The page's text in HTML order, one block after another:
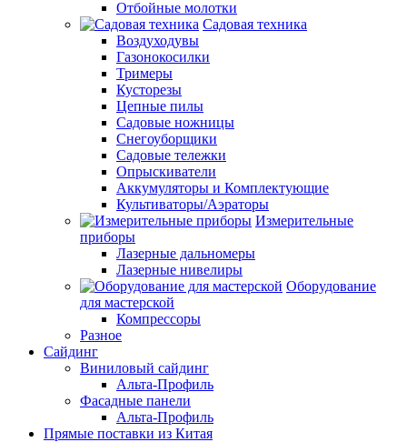
Отбойные молотки
Садовая техника
Воздуходувы
Газонокосилки
Тримеры
Кусторезы
Цепные пилы
Садовые ножницы
Снегоуборщики
Садовые тележки
Опрыскиватели
Аккумуляторы и Комплектующие
Культиваторы/Аэраторы
Измерительные
приборы
Лазерные дальномеры
Лазерные нивелиры
Оборудование
для мастерской
Компрессоры
Разное
Сайдинг
Виниловый сайдинг
Альта-Профиль
Фасадные панели
Альта-Профиль
Прямые поставки из Китая